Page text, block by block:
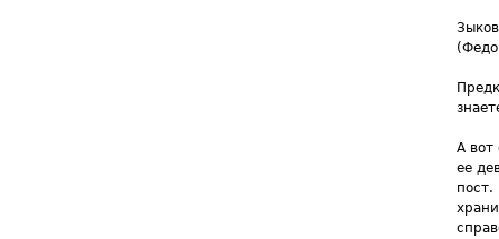
А вот
ее